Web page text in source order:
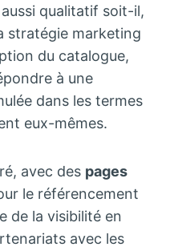
qualitatif soit-il,
stratégie marketing
du catalogue,
à une
dans les termes
eux-mêmes.
avec des pages
le référencement
de la visibilité en
avec les